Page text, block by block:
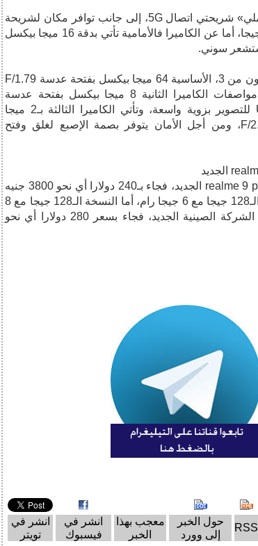
ويدعم هاتف شركة «ريملي» شريحتي اتصال 5G، إلى جانب توافر مكان لشريحة
مع كارت ميموري 256 جيجا، أما عن الكاميرا فالأمامية تأتي بدقة 16 ميجا بيكسل
أما الكاميرا الخلفية فتتكون من 3، الأساسية 64 ميجا بيكسل بفتحة عدسة F/1.79
مستشعر OV64B، أما مواصفات الكاميرا الثانية 8 ميجا بيكسل بفتحة عدسة
F/2.2 وهي Ultra Wide للتصوير بزوية واسعة، وتأتي الكاميرا الثالثة بـ2 ميجا
بيكسل بفتحة عدسة F/2.4، ومن أجل الأمان يتوفر بصمة الإصبع لغلق وفتح
وعن سعر هاتف realme 9 pro plus الجديد، فجاء بـ240 دولارا أي نحو 3800 جنيه
في الخارج للنسخة ذات الـ128 جيجا مع 6 جيجا رام، أما النسخة الـ128 جيجا مع 8
جيجا رام الخاصة بهاتف الشركة الصينية الجديد، فجاء بسعر 280 دولارا أي نحو
RSS
حول الخبر
إلى وورد
معجب بهذا
الخبر
انشر في
فيسبوك
انشر في
تويتر